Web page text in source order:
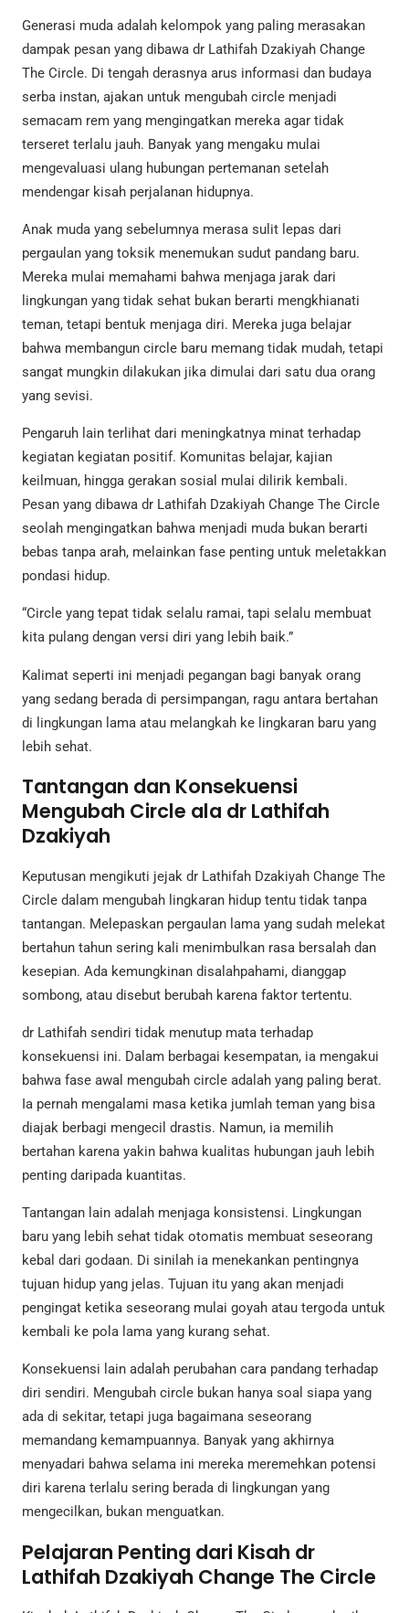
Generasi muda adalah kelompok yang paling merasakan
dampak pesan yang dibawa dr Lathifah Dzakiyah Change
The Circle. Di tengah derasnya arus informasi dan budaya
serba instan, ajakan untuk mengubah circle menjadi
semacam rem yang mengingatkan mereka agar tidak
terseret terlalu jauh. Banyak yang mengaku mulai
mengevaluasi ulang hubungan pertemanan setelah
mendengar kisah perjalanan hidupnya.
Anak muda yang sebelumnya merasa sulit lepas dari
pergaulan yang toksik menemukan sudut pandang baru.
Mereka mulai memahami bahwa menjaga jarak dari
lingkungan yang tidak sehat bukan berarti mengkhianati
teman, tetapi bentuk menjaga diri. Mereka juga belajar
bahwa membangun circle baru memang tidak mudah, tetapi
sangat mungkin dilakukan jika dimulai dari satu dua orang
yang sevisi.
Pengaruh lain terlihat dari meningkatnya minat terhadap
kegiatan kegiatan positif. Komunitas belajar, kajian
keilmuan, hingga gerakan sosial mulai dilirik kembali.
Pesan yang dibawa dr Lathifah Dzakiyah Change The Circle
seolah mengingatkan bahwa menjadi muda bukan berarti
bebas tanpa arah, melainkan fase penting untuk meletakkan
pondasi hidup.
“Circle yang tepat tidak selalu ramai, tapi selalu membuat
kita pulang dengan versi diri yang lebih baik.”
Kalimat seperti ini menjadi pegangan bagi banyak orang
yang sedang berada di persimpangan, ragu antara bertahan
di lingkungan lama atau melangkah ke lingkaran baru yang
lebih sehat.
Tantangan dan Konsekuensi
Mengubah Circle ala dr Lathifah
Dzakiyah
Keputusan mengikuti jejak dr Lathifah Dzakiyah Change The
Circle dalam mengubah lingkaran hidup tentu tidak tanpa
tantangan. Melepaskan pergaulan lama yang sudah melekat
bertahun tahun sering kali menimbulkan rasa bersalah dan
kesepian. Ada kemungkinan disalahpahami, dianggap
sombong, atau disebut berubah karena faktor tertentu.
dr Lathifah sendiri tidak menutup mata terhadap
konsekuensi ini. Dalam berbagai kesempatan, ia mengakui
bahwa fase awal mengubah circle adalah yang paling berat.
Ia pernah mengalami masa ketika jumlah teman yang bisa
diajak berbagi mengecil drastis. Namun, ia memilih
bertahan karena yakin bahwa kualitas hubungan jauh lebih
penting daripada kuantitas.
Tantangan lain adalah menjaga konsistensi. Lingkungan
baru yang lebih sehat tidak otomatis membuat seseorang
kebal dari godaan. Di sinilah ia menekankan pentingnya
tujuan hidup yang jelas. Tujuan itu yang akan menjadi
pengingat ketika seseorang mulai goyah atau tergoda untuk
kembali ke pola lama yang kurang sehat.
Konsekuensi lain adalah perubahan cara pandang terhadap
diri sendiri. Mengubah circle bukan hanya soal siapa yang
ada di sekitar, tetapi juga bagaimana seseorang
memandang kemampuannya. Banyak yang akhirnya
menyadari bahwa selama ini mereka meremehkan potensi
diri karena terlalu sering berada di lingkungan yang
mengecilkan, bukan menguatkan.
Pelajaran Penting dari Kisah dr
Lathifah Dzakiyah Change The Circle